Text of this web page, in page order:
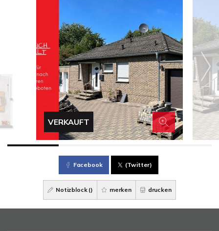
VERKAUFT
Facebook (Twitter)
Notizblock () merken drucken